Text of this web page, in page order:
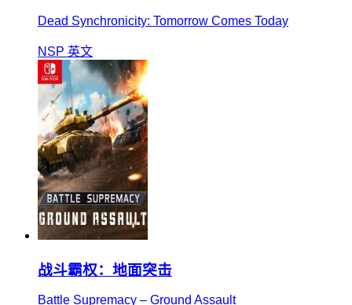
Dead Synchronicity: Tomorrow Comes Today
NSP 英文
战斗霸权：地面突击
Battle Supremacy – Ground Assault